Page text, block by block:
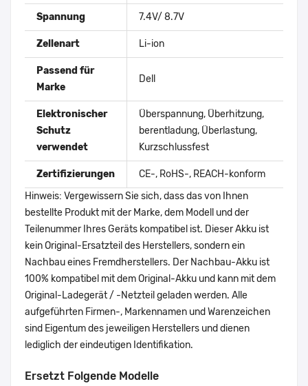
Spannung 7.4V/ 8.7V
Zellenart Li-ion
Passend für
Marke
Dell
Elektronischer
Schutz
verwendet
Überspannung, Überhitzung,
berentladung, Überlastung,
Kurzschlussfest
Zertifizierungen
CE-, RoHS-, REACH-konform
Hinweis: Vergewissern Sie sich, dass das von Ihnen
bestellte Produkt mit der Marke, dem Modell und der
Teilenummer Ihres Geräts kompatibel ist. Dieser Akku ist
kein Original-Ersatzteil des Herstellers, sondern ein
Nachbau eines Fremdherstellers. Der Nachbau-Akku ist
100% kompatibel mit dem Original-Akku und kann mit dem
Original-Ladegerät / -Netzteil geladen werden. Alle
aufgeführten Firmen-, Markennamen und Warenzeichen
sind Eigentum des jeweiligen Herstellers und dienen
lediglich der eindeutigen Identifikation.
Ersetzt Folgende Modelle